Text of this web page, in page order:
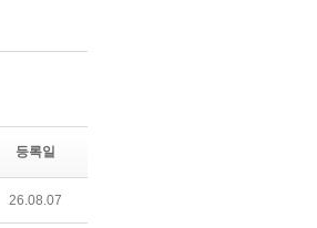
등록일
26.08.07